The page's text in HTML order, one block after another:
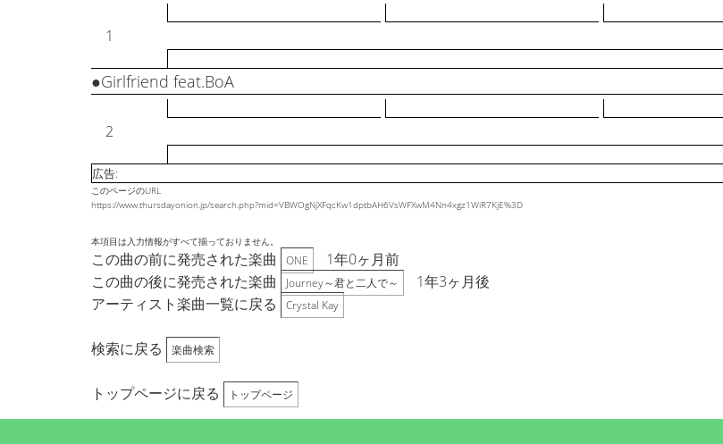
1
2
●Girlfriend feat.BoA
広告:
このページのURL
https://www.thursdayonion.jp/search.php?mid=VBWOgNjXFqcKw1dptbAH6VsWFXwM4Nn4xgz1WiR7KjE%3D
本項目は入力情報がすべて揃っておりません。
この曲の前に発売された楽曲 ONE
1年0ヶ月前
この曲の後に発売された楽曲
Journey～君と二人で～
1年3ヶ月後
アーティスト楽曲一覧に戻る
Crystal Kay
検索に戻る 楽曲検索
トップページに戻る トップページ